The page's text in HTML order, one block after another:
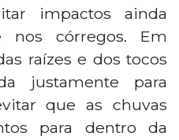
impactos ainda
córregos. Em
raízes e dos tocos
justamente para
que as chuvas
para dentro da